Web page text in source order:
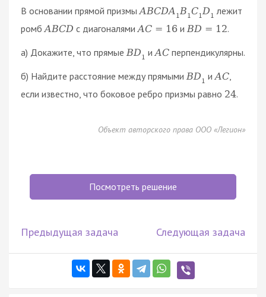
В основании прямой призмы ABCDA 1 B1 C1 D1 лежит
ромб ABCD с диагоналями AC = 16 и BD = 12.
а) Докажите, что прямые BD1 и AC перпендикулярны.
б) Найдите расстояние между прямыми BD1 и AC
если известно, что боковое ребро призмы равно 24.
Объект авторского права ООО «Легион»
Посмотреть решение
Предыдущая задача Следующая задача